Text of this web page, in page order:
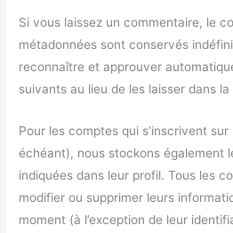
Si vous laissez un commentaire, le
métadonnées sont conservés
reconnaître et approuver
suivants au lieu de les laisser dans
Pour les comptes qui s’inscrivent
échéant), nous stockons également
indiquées dans leur profil. Tous les
modifier ou supprimer leurs
moment (à l’exception de leur